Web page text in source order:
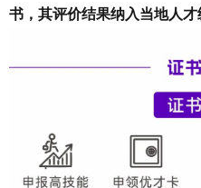
书，其评价结果纳入当地人才